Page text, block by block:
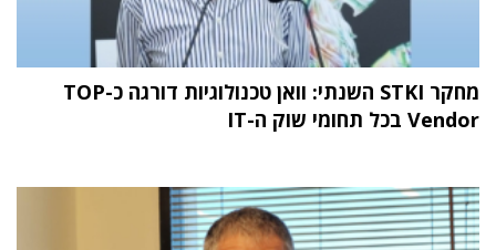
מחקר STKI השנתי: וואן טכנולוגיות דורגה כ-TOP
Vendor בכל תחומי שוק ה-IT